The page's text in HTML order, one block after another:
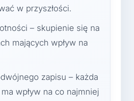
w przyszłości.
– skupienie się na
mających wpływ na
zapisu – każda
wpływ na co najmniej